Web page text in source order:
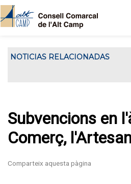
NOTICIAS RELACIONADAS
Subvencions en
Comerç,